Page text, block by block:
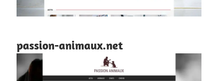
passion-animaux.net